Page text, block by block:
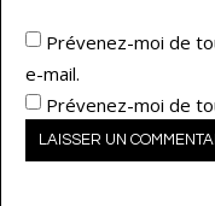
Prévenez-moi de
e-mail.
Prévenez-moi de